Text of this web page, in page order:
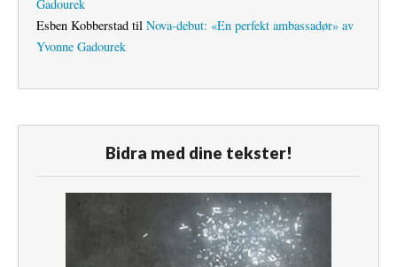
Gadourek
Esben Kobberstad til Nova-debut: «En perfekt ambassadør» av
Yvonne Gadourek
Bidra med dine tekster!